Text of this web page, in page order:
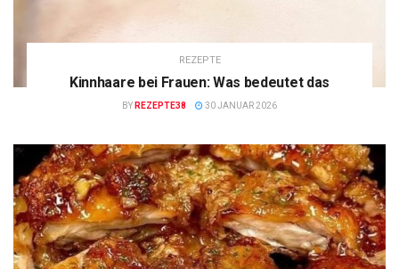
REZEPTE
Kinnhaare bei Frauen: Was bedeutet das
BY REZEPTE38 30 JANUAR 2026